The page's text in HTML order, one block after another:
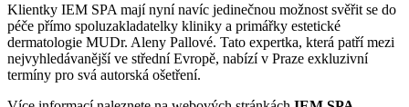
Klientky IEM SPA mají nyní navíc jedinečnou možnost svěřit se do
péče přímo spoluzakladatelky kliniky a primářky estetické
dermatologie MUDr. Aleny Pallové. Tato expertka, která patří mezi
nejvyhledávanější ve střední Evropě, nabízí v Praze exkluzivní
termíny pro svá autorská ošetření.